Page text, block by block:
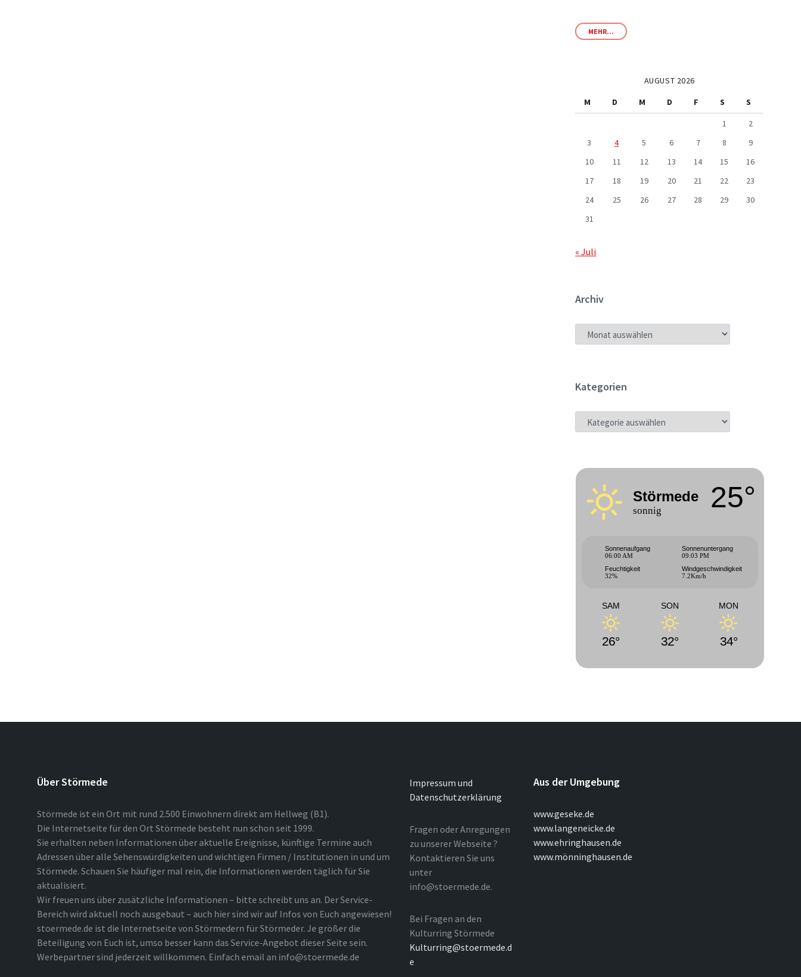
MEHR...
AUGUST 2026
M
D M D F S
S
1
2
3
4 5 6 7 8
9
10
11 12 13 14 15
16
17
18 19 20 21 22
23
24
25 26 27 28 29
30
31
« Juli
Archiv
ARCHIV
Kategorien
KATEGORIEN
Störmede
sonnig 25°
Sonnenaufgang
06:00 AM
Sonnenuntergang
09:03 PM
Feuchtigkeit
32%
Windgeschwindigkeit
7.2Km/h
SAM
26°
SON
32°
MON
34°
Über Störmede
Störmede ist ein Ort mit rund 2.500 Einwohnern direkt am Hellweg (B1).
Die Internetseite für den Ort Störmede besteht nun schon seit 1999.
Sie erhalten neben Informationen über aktuelle Ereignisse, künftige Termine auch
Adressen über alle Sehenswürdigkeiten und wichtigen Firmen / Institutionen in und um
Störmede. Schauen Sie häufiger mal rein, die Informationen werden täglich für Sie
aktualisiert.
Wir freuen uns über zusätzliche Informationen – bitte schreibt uns an. Der Service-
Bereich wird aktuell noch ausgebaut – auch hier sind wir auf Infos von Euch angewiesen!
stoermede.de ist die Internetseite von Störmedern für Störmeder. Je größer die
Beteiligung von Euch ist, umso besser kann das Service-Angebot dieser Seite sein.
Werbepartner sind jederzeit willkommen. Einfach email an info@stoermede.de
Impressum und
Datenschutzerklärung
Fragen oder Anregungen
zu unserer Webseite ?
Kontaktieren Sie uns
unter
info@stoermede.de.
Bei Fragen an den
Kulturring Störmede
Kulturring@stoermede.d
e
Aus der Umgebung
www.geseke.de
www.langeneicke.de
www.ehringhausen.de
www.mönninghausen.de